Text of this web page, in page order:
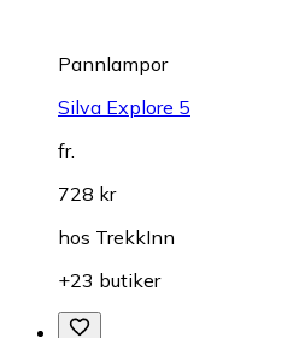
Pannlampor
Silva Explore 5
fr.
728 kr
hos TrekkInn
+23 butiker